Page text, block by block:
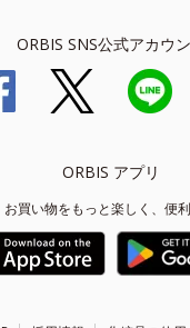
ORBIS SNS公式アカウ
ORBIS アプリ
お買い物をもっと楽しく、便利